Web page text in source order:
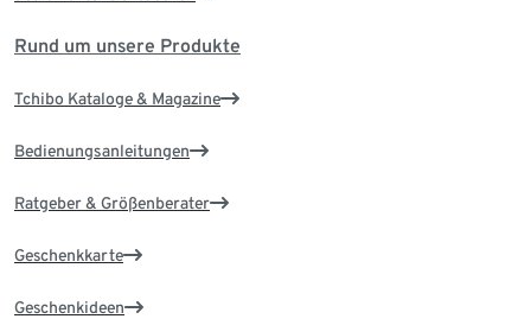
Rund um unsere Produkte
Tchibo Kataloge & Magazine
Bedienungsanleitungen
Ratgeber & Größenberater
Geschenkkarte
Geschenkideen